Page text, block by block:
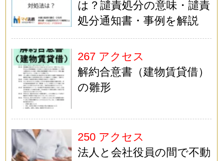
は？譴責処分の意味・譴責
処分通知書・事例を解説
267 アクセス
解約合意書（建物賃貸借）
の雛形
250 アクセス
法人と会社役員の間で不動